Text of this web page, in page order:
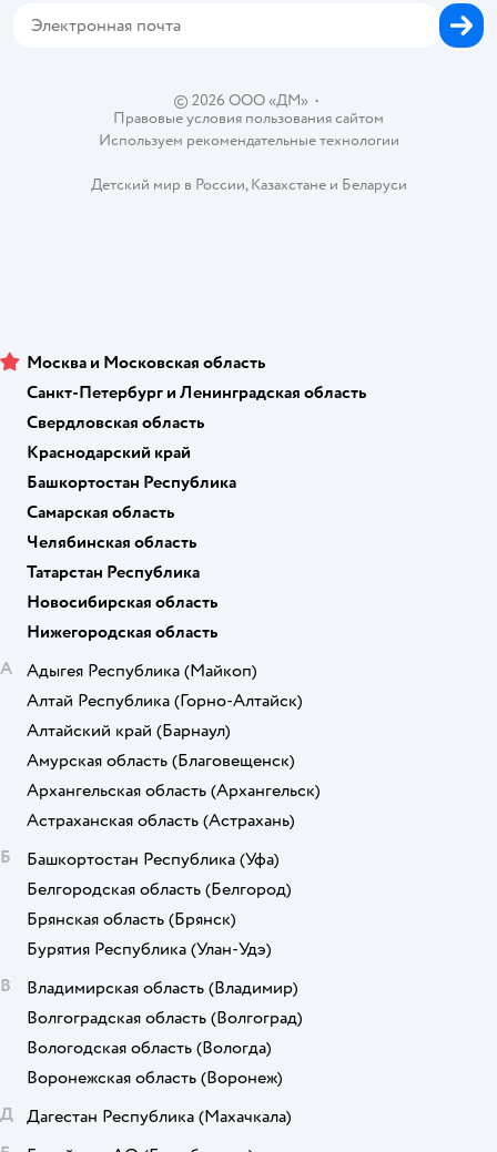
© 2026 ООО «ДМ»•
Правовые условия пользования сайтом
Используем рекомендательные технологии
Детский мир в России,Казахстанеи Беларуси
Москва и Московская область
Санкт-Петербург и Ленинградская область
Свердловская область
Краснодарский край
Башкортостан Республика
Самарская область
Челябинская область
Татарстан Республика
Новосибирская область
Нижегородская область
А
Адыгея Республика (Майкоп)
Алтай Республика (Горно-Алтайск)
Алтайский край (Барнаул)
Амурская область (Благовещенск)
Архангельская область (Архангельск)
Астраханская область (Астрахань)
Б
Башкортостан Республика (Уфа)
Белгородская область (Белгород)
Брянская область (Брянск)
Бурятия Республика (Улан-Удэ)
В
Владимирская область (Владимир)
Волгоградская область (Волгоград)
Вологодская область (Вологда)
Воронежская область (Воронеж)
Д Дагестан Республика (Махачкала)